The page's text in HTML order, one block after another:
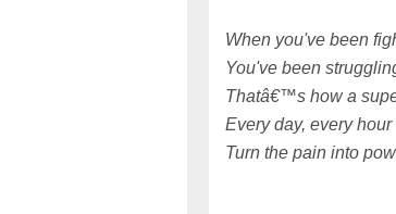
When you've been
You've been
Thatâ€™s how a
Every day, every hour
Turn the pain into